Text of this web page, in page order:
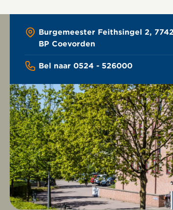
Burgemeester Feithsingel 2, 7742
BP Coevorden
Bel naar 0524 - 526000